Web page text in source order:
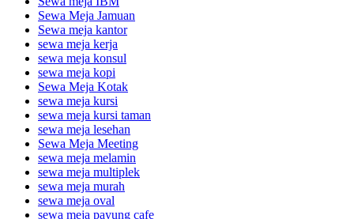
Sewa Meja Jamuan
Sewa meja kantor
sewa meja kerja
sewa meja konsul
sewa meja kopi
Sewa Meja Kotak
sewa meja kursi
sewa meja kursi taman
sewa meja lesehan
Sewa Meja Meeting
sewa meja melamin
sewa meja multiplek
sewa meja murah
sewa meja oval
sewa meja payung cafe